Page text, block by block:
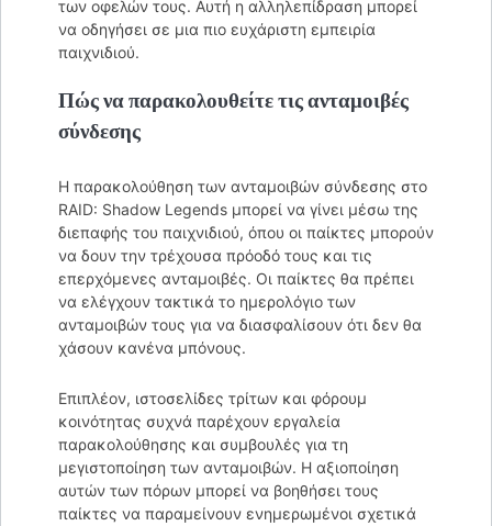
των οφελών τους. Αυτή η αλληλεπίδραση μπορεί
να οδηγήσει σε μια πιο ευχάριστη εμπειρία
παιχνιδιού.
Πώς να παρακολουθείτε τις ανταμοιβές
σύνδεσης
Η παρακολούθηση των ανταμοιβών σύνδεσης στο
RAID: Shadow Legends μπορεί να γίνει μέσω της
διεπαφής του παιχνιδιού, όπου οι παίκτες μπορούν
να δουν την τρέχουσα πρόοδό τους και τις
επερχόμενες ανταμοιβές. Οι παίκτες θα πρέπει
να ελέγχουν τακτικά το ημερολόγιο των
ανταμοιβών τους για να διασφαλίσουν ότι δεν θα
χάσουν κανένα μπόνους.
Επιπλέον, ιστοσελίδες τρίτων και φόρουμ
κοινότητας συχνά παρέχουν εργαλεία
παρακολούθησης και συμβουλές για τη
μεγιστοποίηση των ανταμοιβών. Η αξιοποίηση
αυτών των πόρων μπορεί να βοηθήσει τους
παίκτες να παραμείνουν ενημερωμένοι σχετικά